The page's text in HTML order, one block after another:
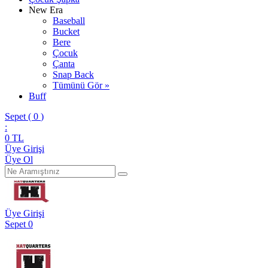
New Era
Baseball
Bucket
Bere
Çocuk
Çanta
Snap Back
Tümünü Gör »
Buff
Sepet ( 0 )
:
0 TL
Üye Girişi
Üye Ol
Üye Girişi
Sepet 0